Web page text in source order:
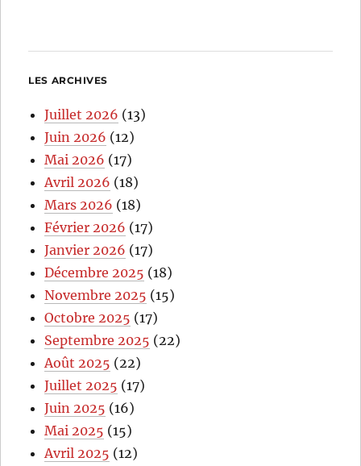
LES ARCHIVES
Juillet 2026 (13)
Juin 2026 (12)
Mai 2026 (17)
Avril 2026 (18)
Mars 2026 (18)
Février 2026 (17)
Janvier 2026 (17)
Décembre 2025 (18)
Novembre 2025 (15)
Octobre 2025 (17)
Septembre 2025 (22)
Août 2025 (22)
Juillet 2025 (17)
Juin 2025 (16)
Mai 2025 (15)
Avril 2025 (12)